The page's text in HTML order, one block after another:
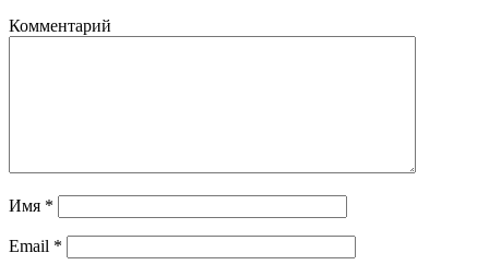
Комментарий
Имя *
Email *